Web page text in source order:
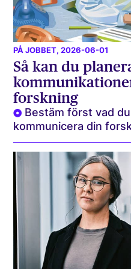
PÅ JOBBET, 2026-06-01
Så kan du
forskning
Bestäm först vad
kommunicera din